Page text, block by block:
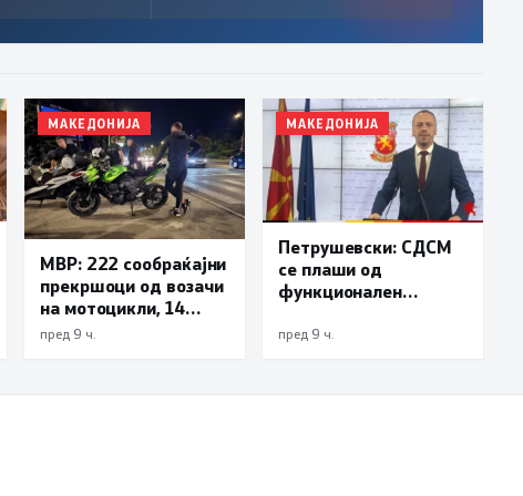
МАКЕДОНИЈА
МВР: 222 сообраќајни
прекршоци од возачи
на мотоцикли, 14
лишени поради
пред 9 ч.
МАКЕДОНИЈА
Петрушевски: СДСМ
се плаши од
функционален
град“ е доказ дека
пред 9 ч.